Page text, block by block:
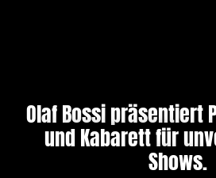
Olaf Bossi präsentiert
und Kabarett für
Shows.